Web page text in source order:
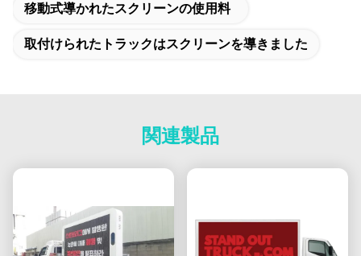
移動式導かれたスクリーンの使用料
取付けられたトラックはスクリーンを導きました
関連製品